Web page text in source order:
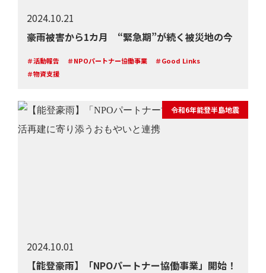
2024.10.21
豪雨被害から1カ月 “緊急期”が続く被災地の今
＃活動報告 ＃NPOパートナー協働事業
＃Good Links
＃物資支援
2024.10.01
【能登豪雨】「NPOパートナー協働事業」開始！
令和6年能登半島地震